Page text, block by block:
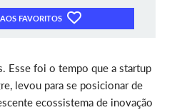
FAVORITOS
Esse foi o tempo que a startup
levou para se posicionar de
ecossistema de inovação